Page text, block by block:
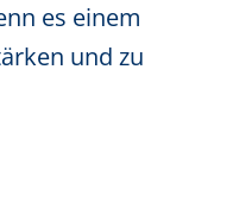
es einem
und zu